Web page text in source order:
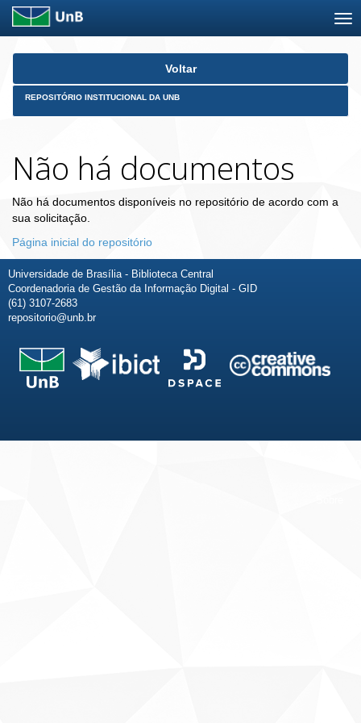
Skip
Voltar
REPOSITÓRIO INSTITUCIONAL DA UNB
Não há documentos
Não há documentos disponíveis no repositório de acordo com a
sua solicitação.
Página inicial do repositório
Universidade de Brasília - Biblioteca Central
Coordenadoria de Gestão da Informação Digital - GID
(61) 3107-2683
repositorio@unb.br